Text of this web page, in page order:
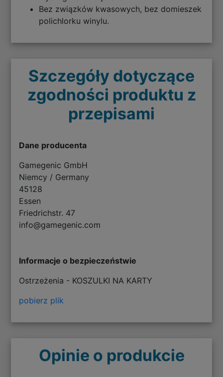
Bez związków kwasowych, bez domieszek
polichlorku winylu.
Szczegóły dotyczące
zgodności produktu z
przepisami
Dane producenta
Gamegenic GmbH
Niemcy / Germany
45128
Essen
Friedrichstr. 47
info@gamegenic.com
Informacje o bezpieczeństwie
Ostrzeżenia - KOSZULKI NA KARTY
pobierz plik
Opinie o produkcie